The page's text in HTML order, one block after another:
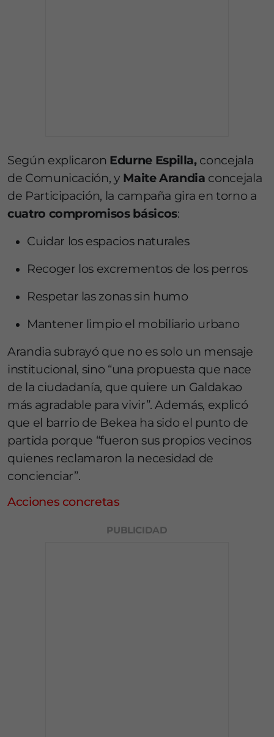
Según explicaron Edurne Espilla, concejala
de Comunicación, y Maite Arandia concejala
de Participación, la campaña gira en torno a
cuatro compromisos básicos:
Cuidar los espacios naturales
Recoger los excrementos de los perros
Respetar las zonas sin humo
Mantener limpio el mobiliario urbano
Arandia subrayó que no es solo un mensaje
institucional, sino “una propuesta que nace
de la ciudadanía, que quiere un Galdakao
más agradable para vivir”. Además, explicó
que el barrio de Bekea ha sido el punto de
partida porque “fueron sus propios vecinos
quienes reclamaron la necesidad de
concienciar”.
Acciones concretas
PUBLICIDAD